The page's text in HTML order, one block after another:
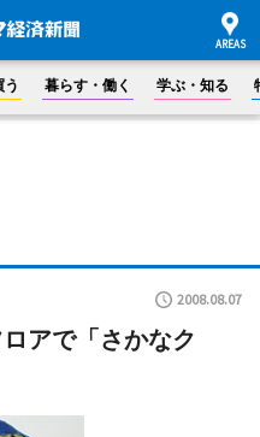
う 暮らす・働く 学ぶ・知る
2008.08.07
アで「さかなク